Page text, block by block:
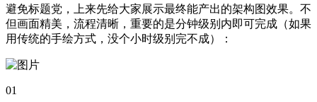
避免标题党，上来先给大家展示最终能产出的架构图效果。不
但画面精美，流程清晰，重要的是分钟级别内即可完成（如果
用传统的手绘方式，没个小时级别完不成）：
01